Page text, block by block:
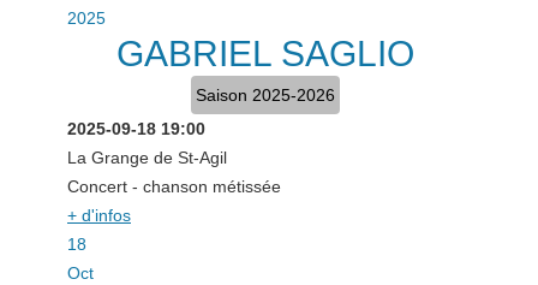
2025
GABRIEL SAGLIO
Saison 2025-2026
2025-09-18 19:00
La Grange de St-Agil
Concert - chanson métissée
+ d'infos
18
Oct